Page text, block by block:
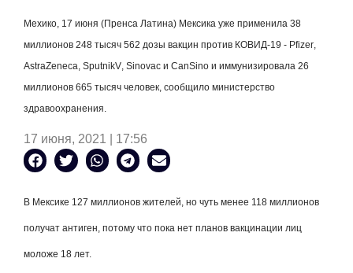
Мехико, 17 июня (Пренса Латина) Мексика уже применила 38
миллионов 248 тысяч 562 дозы вакцин против КОВИД-19 - Pfizer,
AstraZeneca, SputnikV, Sinovac и CanSino и иммунизировала 26
миллионов 665 тысяч человек, сообщило министерство
здравоохранения.
17 июня, 2021 | 17:56
В Мексике 127 миллионов жителей, но чуть менее 118 миллионов
получат антиген, потому что пока нет планов вакцинации лиц
моложе 18 лет.